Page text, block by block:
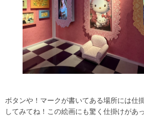
ボタンや！マークが書いてある場所には仕
してみてね！この絵画にも驚く仕掛けがあ